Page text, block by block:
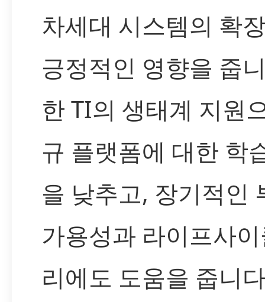
차세대 시스템의 확
긍정적인 영향을 줍
한 TI의 생태계 지원
규 플랫폼에 대한 학
을 낮추고, 장기적인
가용성과 라이프사
리에도 도움을 줍니